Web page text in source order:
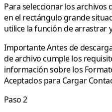
Para seleccionar los archivos
en el rectángulo grande
utilice la función de arrastrar
ImportanteAntes de
de archivo cumple los
información sobre los
Aceptados para Cargar
Paso 2